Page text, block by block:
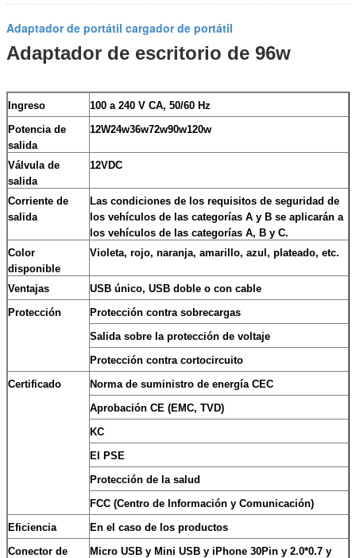
Adaptador de portátil cargador de portátil
Adaptador de escritorio de 96w
Ingreso
100 a 240 V CA, 50/60 Hz
Potencia de
salida
12W24w36w72w90w120w
Válvula de
salida
12VDC
Corriente de
salida
Las condiciones de los requisitos de seguridad de
los vehículos de las categorías A y B se aplicarán a
los vehículos de las categorías A, B y C.
Color
disponible
Violeta, rojo, naranja, amarillo, azul, plateado, etc.
Ventajas
USB único, USB doble o con cable
Protección
Protección contra sobrecargas
Salida sobre la protección de voltaje
Protección contra cortocircuito
Certificado
Norma de suministro de energía CEC
Aprobación CE (EMC, TVD)
KC
El PSE
Protección de la salud
FCC (Centro de Información y Comunicación)
Eficiencia
En el caso de los productos
Conector de
Micro USB y Mini USB y iPhone 30Pin y 2.0*0.7 y